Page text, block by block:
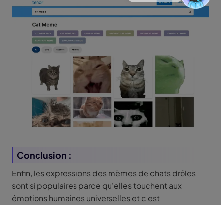
Conclusion :
Enfin, les expressions des mèmes de chats drôles
sont si populaires parce qu'elles touchent aux
émotions humaines universelles et c'est